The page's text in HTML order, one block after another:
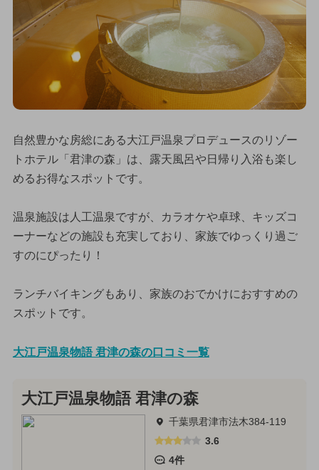
自然豊かな房総にある大江戸温泉プロデュースのリゾー
トホテル「君津の森」は、露天風呂や日帰り入浴も楽し
めるお得なスポットです。
温泉施設は人工温泉ですが、カラオケや卓球、キッズコ
ーナーなどの施設も充実しており、家族でゆっくり過ご
すのにぴったり！
ランチバイキングもあり、家族のおでかけにおすすめの
スポットです。
大江戸温泉物語 君津の森の口コミ一覧
大江戸温泉物語 君津の森
千葉県君津市法木384-119
3.6
4件